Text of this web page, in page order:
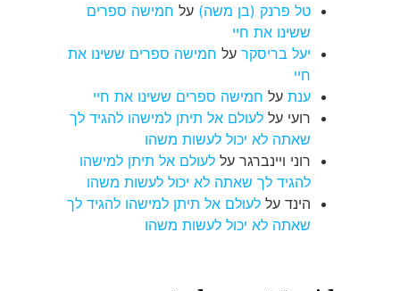
טל פרנק (בן משה) על חמישה ספרים
ששינו את חיי
יעל בריסקר על חמישה ספרים ששינו את
חיי
ענת על חמישה ספרים ששינו את חיי
רועי על לעולם אל תיתן למישהו להגיד לך
שאתה לא יכול לעשות משהו
רוני ויינברגר על לעולם אל תיתן למישהו
להגיד לך שאתה לא יכול לעשות משהו
הינד על לעולם אל תיתן למישהו להגיד לך
שאתה לא יכול לעשות משהו